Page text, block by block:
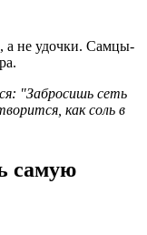
а не удочки. Самцы-
"Забросишь сеть
как соль в
самую